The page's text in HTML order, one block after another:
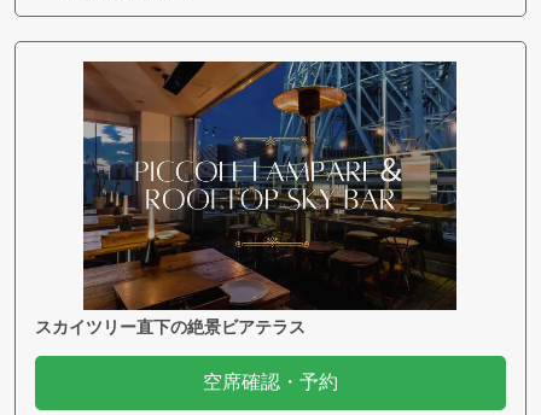
スカイツリー直下の絶景ビアテラス
空席確認・予約